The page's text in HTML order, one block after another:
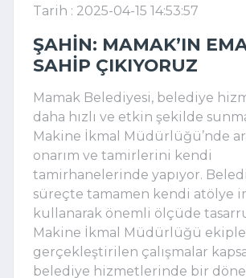
Tarih : 2025-04-15 14:53:57
ŞAHIN: MAMAK’IN
SAHIP ÇIKIYORUZ
Mamak Belediyesi, belediye
daha hızlı ve etkin şekilde
Makine İkmal Müdürlüğü’nde
onarım ve tamirlerini kendi
tamirhanelerinde yapıyor.
süreçte tamamen kendi atölye
kullanarak önemli ölçüde
Makine İkmal Müdürlüğü
gerçekleştirilen çalışmalar
belediye hizmetlerinde bir